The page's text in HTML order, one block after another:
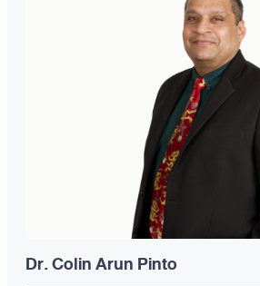
Dr. Colin Arun Pinto